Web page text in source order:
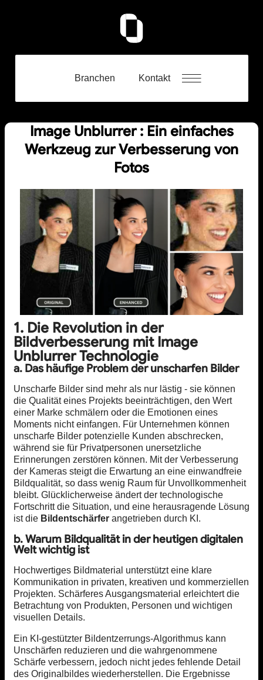
Branchen Kontakt
Image Unblurrer : Ein einfaches
Werkzeug zur Verbesserung von
Fotos
1. Die Revolution in der
Bildverbesserung mit Image
Unblurrer Technologie
a. Das häufige Problem der unscharfen Bilder
Unscharfe Bilder sind mehr als nur lästig - sie können
die Qualität eines Projekts beeinträchtigen, den Wert
einer Marke schmälern oder die Emotionen eines
Moments nicht einfangen. Für Unternehmen können
unscharfe Bilder potenzielle Kunden abschrecken,
während sie für Privatpersonen unersetzliche
Erinnerungen zerstören können. Mit der Verbesserung
der Kameras steigt die Erwartung an eine einwandfreie
Bildqualität, so dass wenig Raum für Unvollkommenheit
bleibt. Glücklicherweise ändert der technologische
Fortschritt die Situation, und eine herausragende Lösung
ist die Bildentschärfer angetrieben durch KI.
b. Warum Bildqualität in der heutigen digitalen
Welt wichtig ist
Hochwertiges Bildmaterial unterstützt eine klare
Kommunikation in privaten, kreativen und kommerziellen
Projekten. Schärferes Ausgangsmaterial erleichtert die
Betrachtung von Produkten, Personen und wichtigen
visuellen Details.
Ein KI-gestützter Bildentzerrungs-Algorithmus kann
Unschärfen reduzieren und die wahrgenommene
Schärfe verbessern, jedoch nicht jedes fehlende Detail
des Originalbildes wiederherstellen. Die Ergebnisse